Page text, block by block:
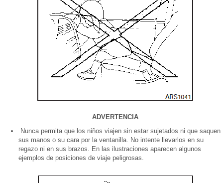
ADVERTENCIA
Nunca permita que los niños viajen sin estar sujetados ni que saquen
sus manos o su cara por la ventanilla. No intente llevarlos en su
regazo ni en sus brazos. En las ilustraciones aparecen algunos
ejemplos de posiciones de viaje peligrosas.